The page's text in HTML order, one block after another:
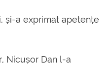
și-a exprimat apetențe
Nicușor Dan l-a